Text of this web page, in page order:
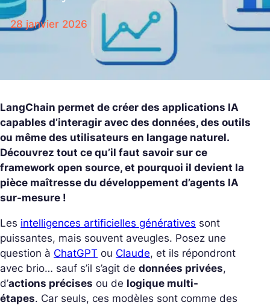
28 janvier 2026
LangChain permet de créer des applications IA
capables d’interagir avec des données, des outils
ou même des utilisateurs en langage naturel.
Découvrez tout ce qu’il faut savoir sur ce
framework open source, et pourquoi il devient la
pièce maîtresse du développement d’agents IA
sur-mesure !
Les intelligences artificielles génératives sont
puissantes, mais souvent aveugles. Posez une
question à ChatGPT ou Claude, et ils répondront
avec brio… sauf s’il s’agit de données privées,
d’actions précises ou de logique multi-
étapes. Car seuls, ces modèles sont comme des